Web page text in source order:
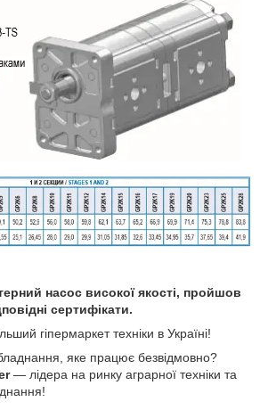
насос високої якості, пройшов
сертифікати.
гіпермаркет техніки в Україні!
яке працює безвідмовно?
— лідера на ринку аграрної техніки та